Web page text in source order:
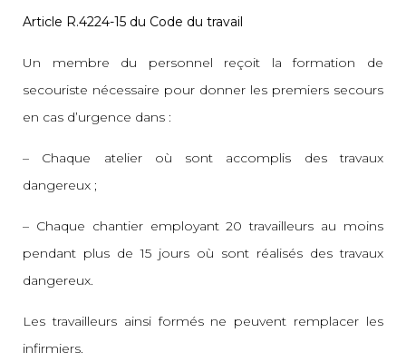
Article R.4224-15 du Code du travail
Un membre du personnel reçoit la formation de
secouriste nécessaire pour donner les premiers secours
en cas d’urgence dans :
– Chaque atelier où sont accomplis des travaux
dangereux ;
– Chaque chantier employant 20 travailleurs au moins
pendant plus de 15 jours où sont réalisés des travaux
dangereux.
Les travailleurs ainsi formés ne peuvent remplacer les
infirmiers.